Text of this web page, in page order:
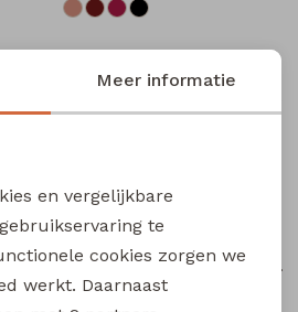
Bakkaboe
Olivia baby W20243 baby meisjes T-shirt lm Zwart
Bakkaboe
Fenda baby W20261 baby meisjes denim jack Wijnrood
Meer informatie
en vergelijkbare
te
cookies zorgen we
werkt. Daarnaast